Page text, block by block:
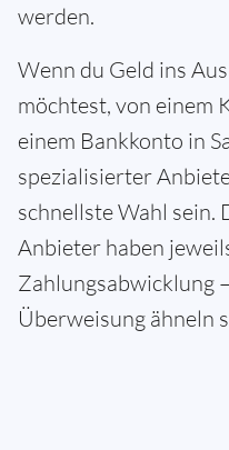
werden.
Wenn du Geld ins
möchtest, von einem
einem Bankkonto in
spezialisierter
schnellste Wahl sein.
Anbieter haben
Zahlungsabwicklung
Überweisung ähneln